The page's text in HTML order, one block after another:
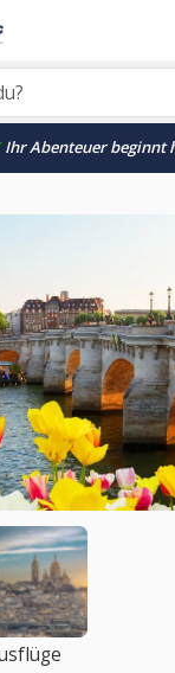
Ihr Abenteuer beginnt